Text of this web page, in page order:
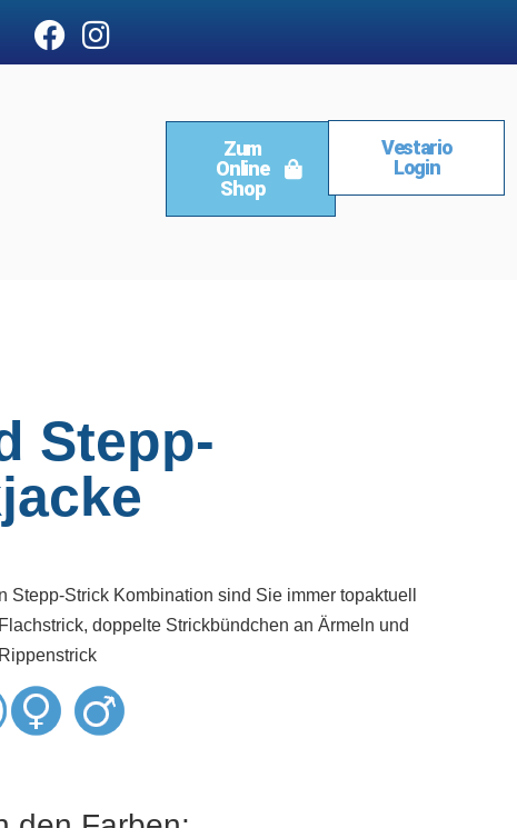
Zum
Online
Shop
Vestario
Login
Stepp-
Stepp-Strick Kombination sind Sie immer topaktuell
doppelte Strickbündchen an Ärmeln und